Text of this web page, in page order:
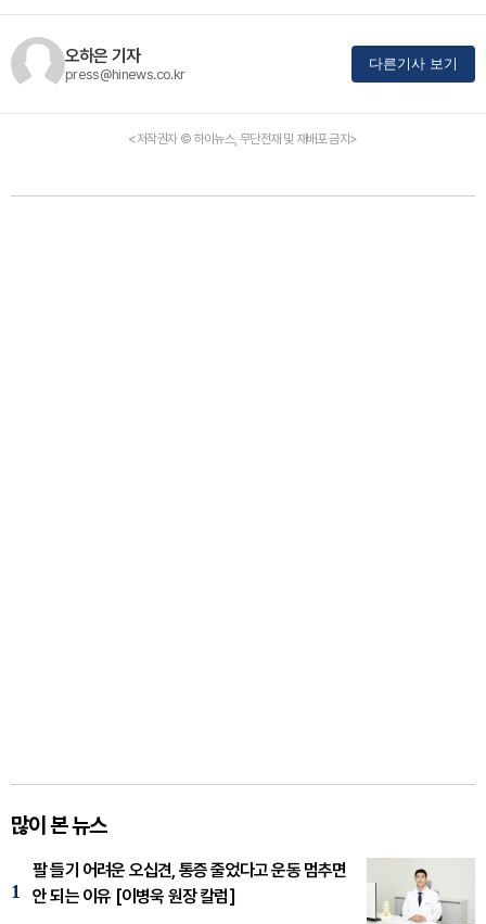
오하은 기자
press@hinews.co.kr
다른기사 보기
<저작권자 © 하이뉴스, 무단전재 및 재배포 금지>
많이 본 뉴스
1
팔 들기 어려운 오십견, 통증 줄었다고 운동 멈추면
안 되는 이유 [이병욱 원장 칼럼]